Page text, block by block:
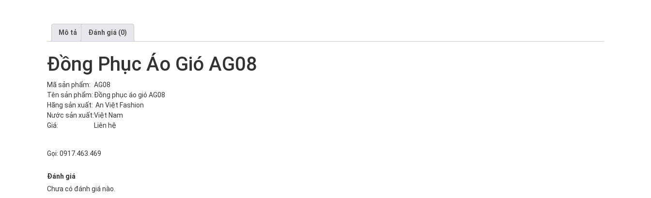
Mô tả Đánh giá (0)
Đồng Phục Áo Gió AG08
Mã sản phẩm: AG08
Tên sản phẩm: Đồng phục áo gió AG08
Hãng sản xuất: An Việt Fashion
Nước sản xuất:Việt Nam
Giá:
Liên hệ
Gọi: 0917.463.469
Đánh giá
Chưa có đánh giá nào.